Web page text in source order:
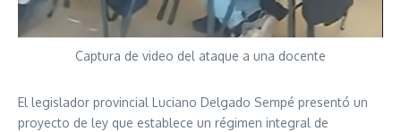
Captura de video del ataque a una docente
El legislador provincial Luciano Delgado Sempé presentó un
proyecto de ley que establece un régimen integral de